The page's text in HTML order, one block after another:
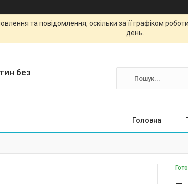
та повідомлення, оскільки за її графіком
день.
без
Головна